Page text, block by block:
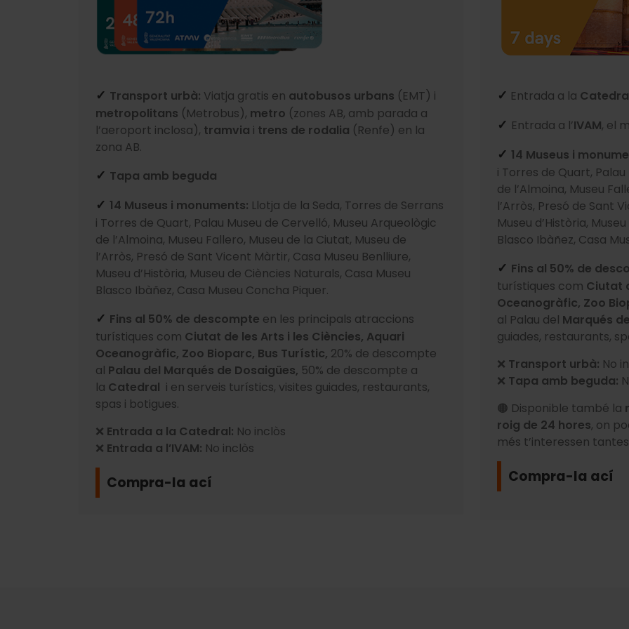
✓ Transport urbà: Viatja gratis en autobusos urbans (EMT) i
metropolitans (Metrobus), metro (zones AB, amb parada a
l’aeroport inclosa), tramvia i trens de rodalia (Renfe) en la
zona AB.
✓ Tapa amb beguda
✓ 14 Museus i monuments: Llotja de la Seda, Torres de Serrans
i Torres de Quart, Palau Museu de Cervelló, Museu Arqueològic
de l’Almoina, Museu Fallero, Museu de la Ciutat, Museu de
l’Arròs, Presó de Sant Vicent Màrtir, Casa Museu Benlliure,
Museu d’Història, Museu de Ciències Naturals, Casa Museu
Blasco Ibàñez, Casa Museu Concha Piquer.
✓ Fins al 50% de descompte en les principals atraccions
turístiques com Ciutat de les Arts i les Ciències, Aquari
Oceanogràfic, Zoo Bioparc, Bus Turístic, 20% de descompte
al Palau del Marqués de Dosaigües, 50% de descompte a
la Catedral i en serveis turístics, visites guiades, restaurants,
spas i botigues.
❌ Entrada a la Catedral: No inclòs
❌ Entrada a l’IVAM: No inclòs
Compra-la ací
✓ Entrada a la
✓ Entrada a l’IVAM, el
✓ 14 Museus i
i Torres de Quart,
de l’Almoina, Museu
l’Arròs, Presó de Sant
Museu d’Història,
Blasco Ibàñez, Casa
✓ Fins al 50% de
turístiques com Ciutat
Oceanogràfic, Zoo
al Palau del Marqués
guiades, restaurants,
❌ Transport urbà: No
❌ Tapa amb beguda:
🟠 Disponible també la
roig de 24 hores, on
més t’interessen
Compra-la ací